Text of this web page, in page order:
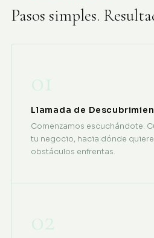
Pasos simples.
01
Llamada de
Comenzamos escuchándote.
tu negocio, hacia dónde
obstáculos enfrentas.
02